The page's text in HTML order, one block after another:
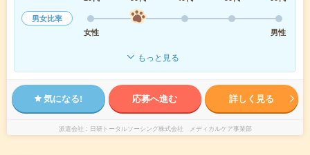
男女比率
女性
男性
もっと見る
気になる! 応募へ進む 詳しく見る
派遣会社 日研トータルソーシング株式会社 メディカルケア事業部